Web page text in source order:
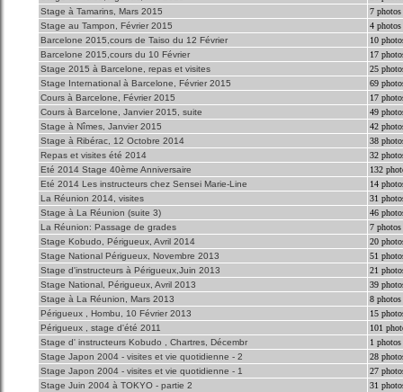
Stage à Tamarins, Mars 2015
7 photos
Stage au Tampon, Février 2015
4 photos
Barcelone 2015,cours de Taiso du 12 Février
10
Barcelone 2015,cours du 10 Février
17
Stage 2015 à Barcelone, repas et visites
25
Stage International à Barcelone, Février 2015
69
Cours à Barcelone, Février 2015
17
Cours à Barcelone, Janvier 2015, suite
49
Stage à Nîmes, Janvier 2015
42
Stage à Ribérac, 12 Octobre 2014
38
Repas et visites été 2014
32
Eté 2014 Stage 40ème Anniversaire
132
Eté 2014 Les instructeurs chez Sensei Marie-Line
14
La Réunion 2014, visites
31
Stage à La Réunion (suite 3)
46
La Réunion: Passage de grades
7 photos
Stage Kobudo, Périgueux, Avril 2014
20
Stage National Périgueux, Novembre 2013
51
Stage d'instructeurs à Périgueux,Juin 2013
21
Stage National, Périgueux, Avril 2013
39
Stage à La Réunion, Mars 2013
8 photos
Périgueux , Hombu, 10 Février 2013
15
Périgueux , stage d'été 2011
101
Stage d' instructeurs Kobudo , Chartres, Décembr
1 photos
Stage Japon 2004 - visites et vie quotidienne - 2
28
Stage Japon 2004 - visites et vie quotidienne - 1
27
Stage Juin 2004 à TOKYO - partie 2
31